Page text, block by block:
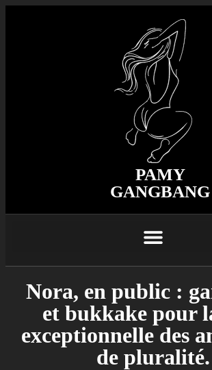
PAMY
GANGBANG
Nora, en public :
et bukkake pour
exceptionnelle des
de pluralité.